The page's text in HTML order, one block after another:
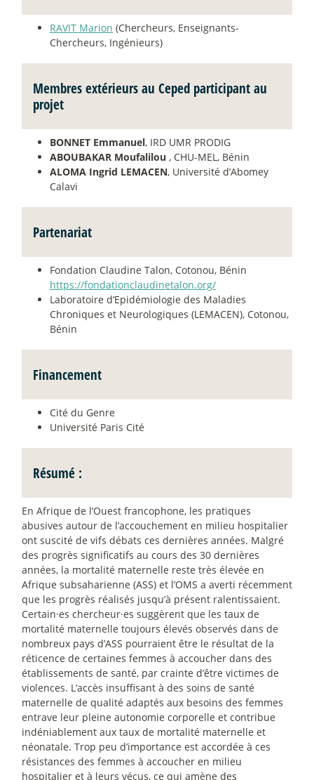
RAVIT Marion (Chercheurs, Enseignants-
Chercheurs, Ingénieurs)
Membres extérieurs au Ceped participant au
projet
BONNET Emmanuel, IRD UMR PRODIG
ABOUBAKAR Moufalilou , CHU-MEL, Bénin
ALOMA Ingrid LEMACEN, Université d’Abomey
Calavi
Partenariat
Fondation Claudine Talon, Cotonou, Bénin
https://fondationclaudinetalon.org/
Laboratoire d’Epidémiologie des Maladies
Chroniques et Neurologiques (LEMACEN), Cotonou,
Bénin
Financement
Cité du Genre
Université Paris Cité
Résumé :
En Afrique de l’Ouest francophone, les pratiques
abusives autour de l’accouchement en milieu hospitalier
ont suscité de vifs débats ces dernières années. Malgré
des progrès significatifs au cours des 30 dernières
années, la mortalité maternelle reste très élevée en
Afrique subsaharienne (ASS) et l’OMS a averti récemment
que les progrès réalisés jusqu’à présent ralentissaient.
Certain·es chercheur·es suggèrent que les taux de
mortalité maternelle toujours élevés observés dans de
nombreux pays d’ASS pourraient être le résultat de la
réticence de certaines femmes à accoucher dans des
établissements de santé, par crainte d’être victimes de
violences. L’accès insuffisant à des soins de santé
maternelle de qualité adaptés aux besoins des femmes
entrave leur pleine autonomie corporelle et contribue
indéniablement aux taux de mortalité maternelle et
néonatale. Trop peu d’importance est accordée à ces
résistances des femmes à accoucher en milieu
hospitalier et à leurs vécus, ce qui amène des